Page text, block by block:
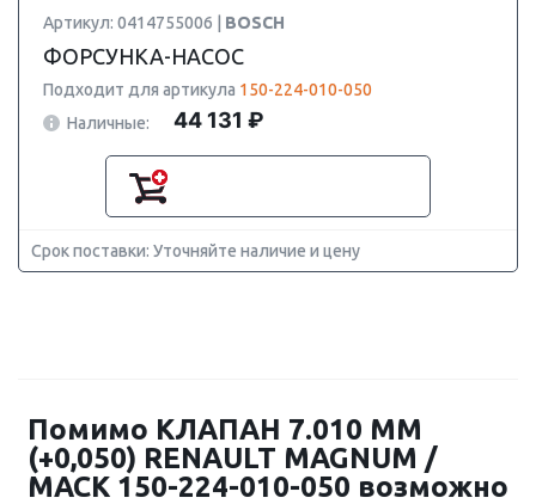
Артикул: 0414755006 | BOSCH
ФОРСУНКА-НАСОС
Подходит для артикула 150-224-010-050
Наличные:
44 131 ₽
Срок поставки: Уточняйте наличие и цену
Помимо КЛАПАН 7.010 ММ
(+0,050) RENAULT MAGNUM /
MACK 150-224-010-050 возможно